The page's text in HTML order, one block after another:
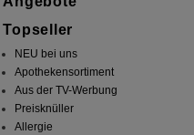
Topseller
NEU bei uns
Apothekensortiment
Aus der TV-Werbung
Preisknüller
Allergie